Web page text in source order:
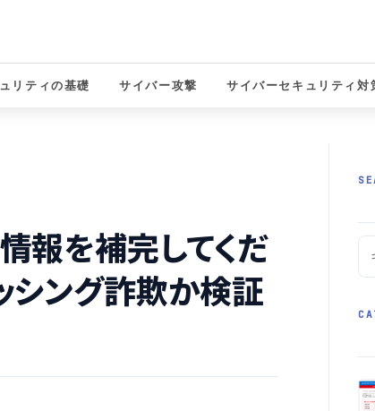
リティの基礎 サイバー攻撃 サイバーセキュリティ対
報を補完してくだ
シング詐欺か検証